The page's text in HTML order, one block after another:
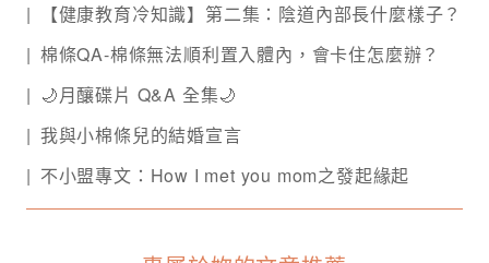
【健康教育冷知識】第二集：陰道內部長什麼樣子？
棉條QA-棉條無法順利置入體內，會卡住怎麼辦？
🌙月釀碟片 Q&A 全集🌙
我與小棉條兒的結婚宣言
不小盟專文：How I met you mom之發起緣起